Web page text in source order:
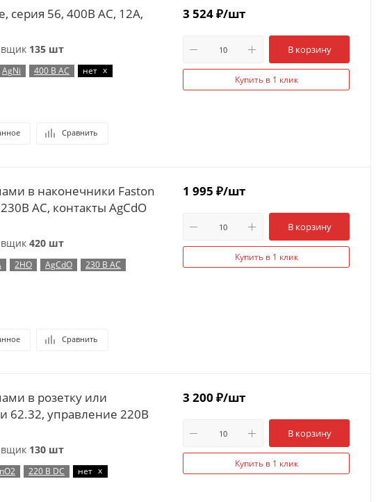
серия 56, 400В AC, 12А,
135 шт
AgNi 400 В AC нет x
Сравнить
3 524₽/шт
В корзину
Купить в 1 клик
в наконечники Faston
AC, контакты AgCdO
420 шт
2НО AgCdO
230 В AC
Сравнить
1 995 ₽/шт
В корзину
Купить в 1 клик
в розетку или
62.32, управление 220В
130 шт
220 В DC нет x
3 200 ₽/шт
В корзину
Купить в 1 клик